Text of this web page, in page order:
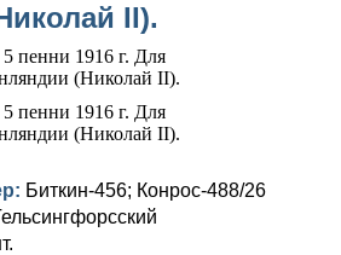
1881)
1825)
II).
Биткин-456; Конрос-488/26